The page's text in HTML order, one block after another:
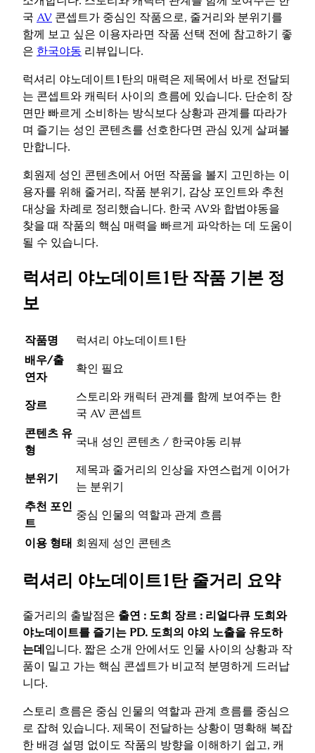
국 AV 콘셉트가 중심인 작품으로, 줄거리와 분위기를
함께 보고 싶은 이용자라면 작품 선택 전에 참고하기 좋
은 한국야동 리뷰입니다.
럭셔리 야노데이트1탄의 매력은 제목에서 바로 전달되
는 콘셉트와 캐릭터 사이의 흐름에 있습니다. 단순히 장
면만 빠르게 소비하는 방식보다 상황과 관계를 따라가
며 즐기는 성인 콘텐츠를 선호한다면 관심 있게 살펴볼
만합니다.
회원제 성인 콘텐츠에서 어떤 작품을 볼지 고민하는 이
용자를 위해 줄거리, 작품 분위기, 감상 포인트와 추천
대상을 차례로 정리했습니다. 한국 AV와 합법야동을
찾을 때 작품의 핵심 매력을 빠르게 파악하는 데 도움이
될 수 있습니다.
럭셔리 야노데이트1탄 작품 기본 정
보
작품명
럭셔리 야노데이트1탄
배우/출
연자
확인 필요
장르
스토리와 캐릭터 관계를 함께 보여주는 한
국 AV 콘셉트
콘텐츠 유
형
국내 성인 콘텐츠 / 한국야동 리뷰
분위기
제목과 줄거리의 인상을 자연스럽게 이어가
는 분위기
추천 포인
트
중심 인물의 역할과 관계 흐름
이용 형태 회원제 성인 콘텐츠
럭셔리 야노데이트1탄 줄거리 요약
줄거리의 출발점은 출연 : 도희 장르 : 리얼다큐 도희와
야노데이트를 즐기는 PD. 도희의 야외 노출을 유도하
는데입니다. 짧은 소개 안에서도 인물 사이의 상황과 작
품이 밀고 가는 핵심 콘셉트가 비교적 분명하게 드러납
니다.
스토리 흐름은 중심 인물의 역할과 관계 흐름를 중심으
로 잡혀 있습니다. 제목이 전달하는 상황이 명확해 복잡
한 배경 설명 없이도 작품의 방향을 이해하기 쉽고, 캐